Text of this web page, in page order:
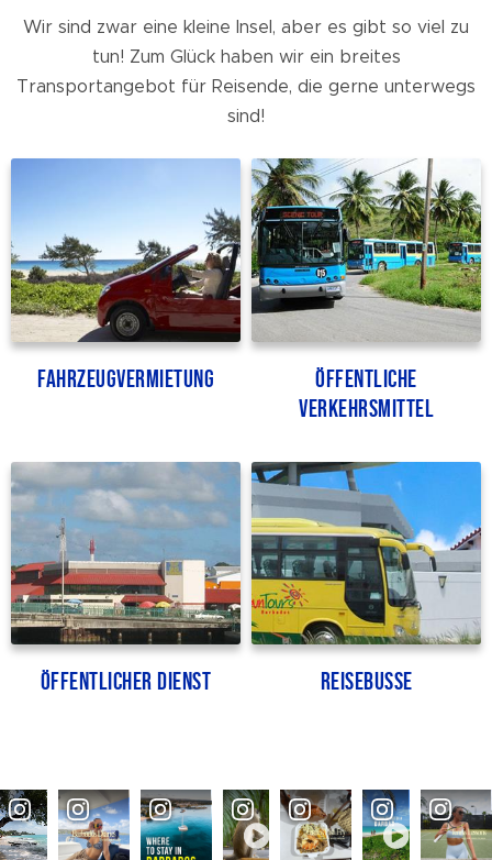
Wir sind zwar eine kleine Insel, aber es gibt so viel zu
tun! Zum Glück haben wir ein breites
Transportangebot für Reisende, die gerne unterwegs
sind!
Fahrzeugvermietung
Öffentliche
Verkehrsmittel
Öffentlicher Dienst Reisebusse